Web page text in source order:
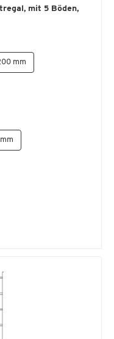
mit 5 Böden,
mm